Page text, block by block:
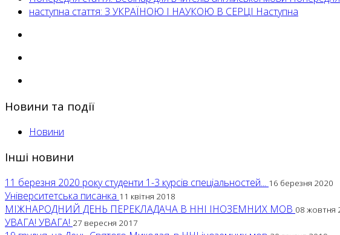
наступна стаття: З УКРАЇНОЮ І НАУКОЮ В СЕРЦІ Наступна
Новини та події
Новини
Інші новини
11 березня 2020 року студенти 1-3 курсів спеціальностей... 16 березня 2020
Університетська писанка 11 квітня 2018
МІЖНАРОДНИЙ ДЕНЬ ПЕРЕКЛАДАЧА В ННІ ІНОЗЕМНИХ МОВ 08 жовтня
УВАГА! УВАГА! 27 вересня 2017